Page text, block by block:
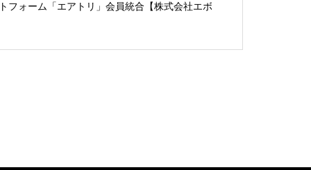
フォーム「エアトリ」会員統合【株式会社エボ